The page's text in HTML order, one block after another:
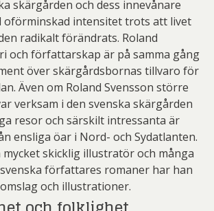
skärgården och dess innevånare
oförminskad intensitet trots att livet
radikalt förändrats. Roland
och författarskap är på samma gång
över skärgårdsbornas tillvaro för
Även om Roland Svensson större
verksam i den svenska skärgården
resor och särskilt intressanta är
ensliga öar i Nord- och Sydatlanten.
mycket skicklig illustratör och många
författares romaner har han
och illustrationer.